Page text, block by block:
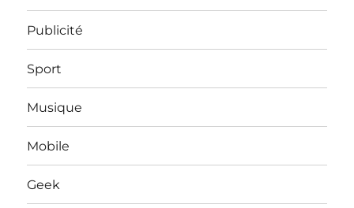
Publicité
Sport
Musique
Mobile
Geek